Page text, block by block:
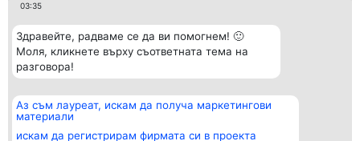
03:35
Здравейте, радваме се да ви помогнем! 🙂
Моля, кликнете върху съответната тема на
разговора!
Аз съм лауреат, искам да получа маркетингови
материали
искам да регистрирам фирмата си в проекта
Организатор на
класиране
Класация Контакти